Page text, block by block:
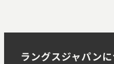
ラングスジャパン